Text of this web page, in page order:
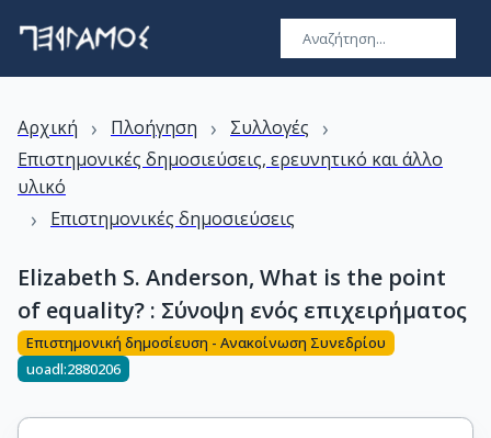
Αρχική › Πλοήγηση › Συλλογές ›
Επιστημονικές δημοσιεύσεις, ερευνητικό και άλλο
υλικό
› Επιστημονικές δημοσιεύσεις
Elizabeth S. Anderson, What is the point
of equality? : Σύνοψη ενός επιχειρήματος
Επιστημονική δημοσίευση - Ανακοίνωση Συνεδρίου
uoadl:2880206